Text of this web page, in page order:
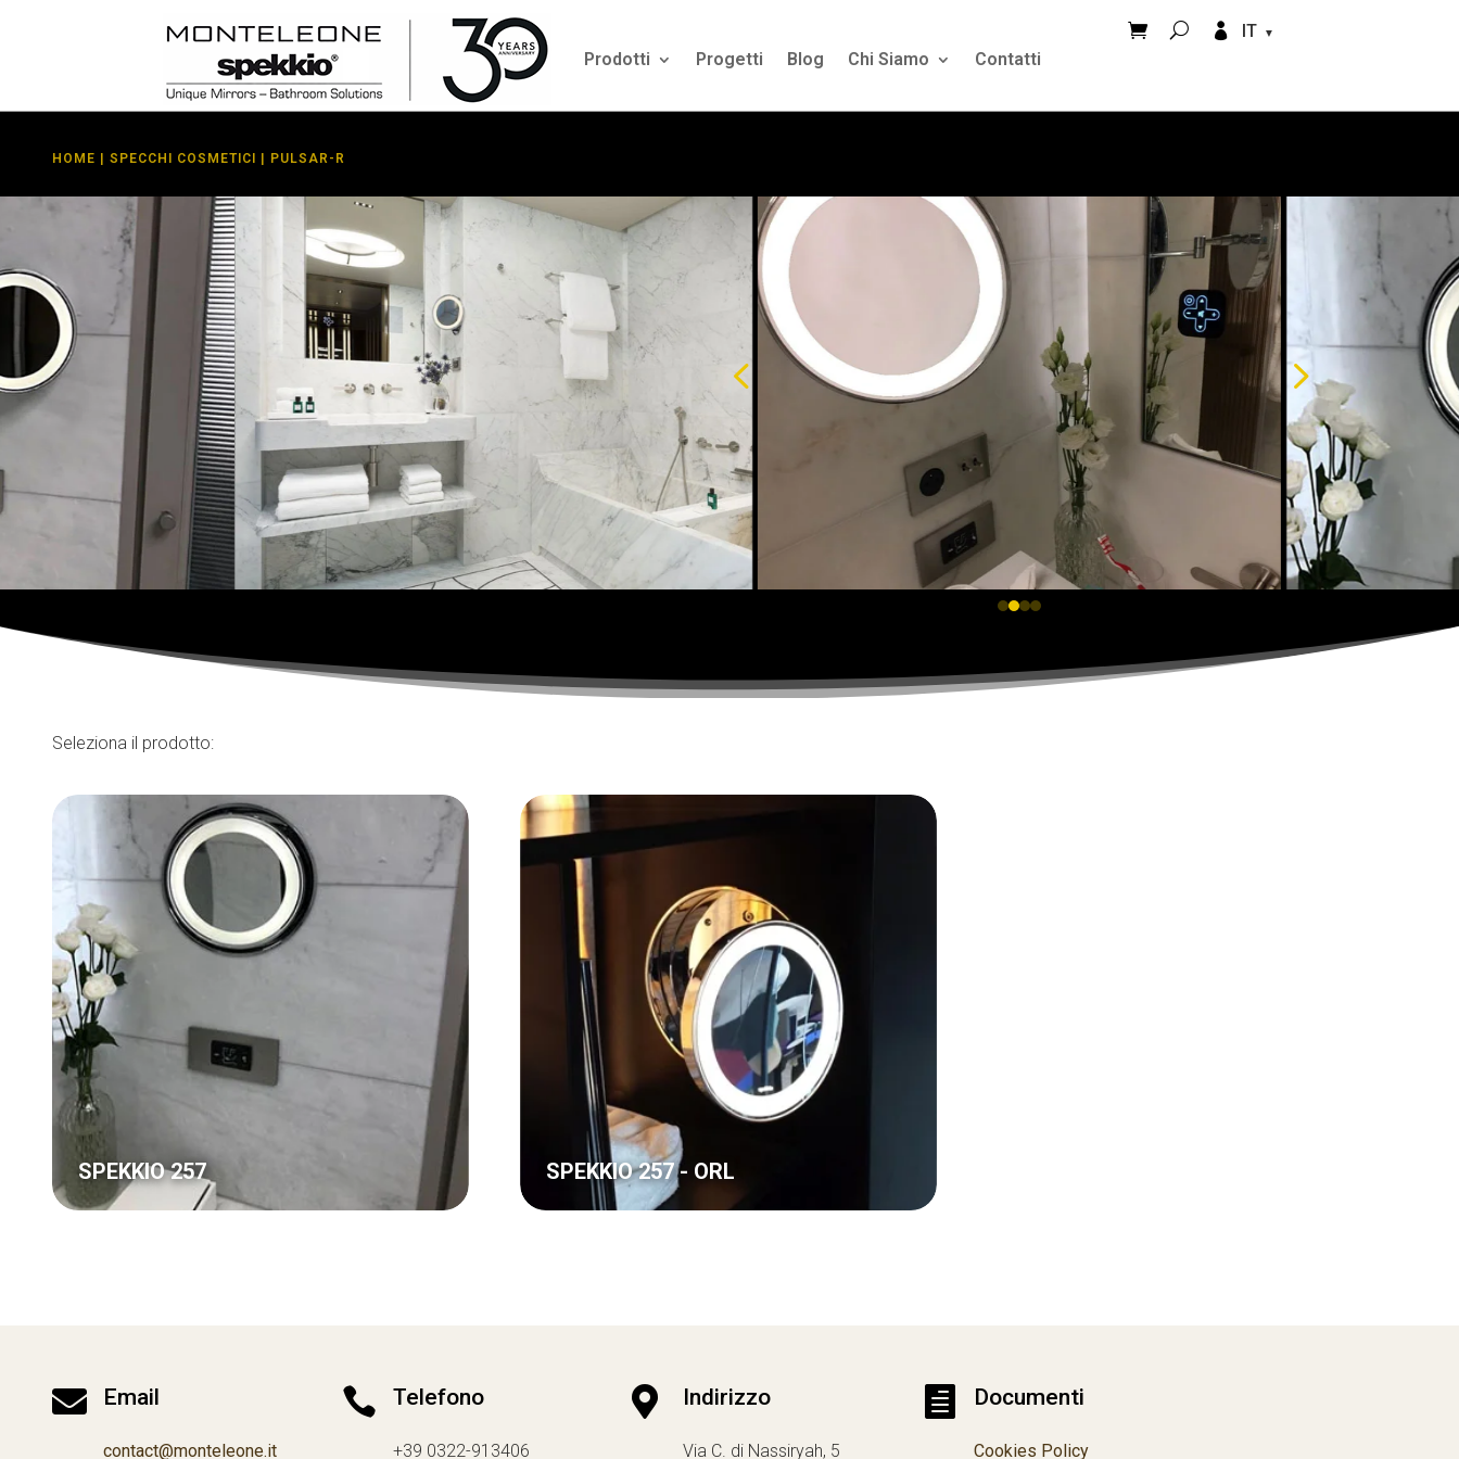
Prodotti Progetti Blog Chi Siamo Contatti
  IT
HOME SPECCHI COSMETICI | PULSAR-R
SPEKKIO BY Monteleone S.R.L.
PULSAR-R
Pulsar-R è uno specchio cosmetico illuminato con un diametro di 200 mm e
un ingrandimento di 3X, disponibile in diverse combinazioni. Questo specchio
ha una caratteristica unica: può essereincassato direttamente nellaparete
Questa soluzione innovativa consente di nascondere facilmente lo specchio
nella parete quando non viene utilizzato o di posizionarlo secondo necessità,
garantendo massima versatilità e un aspettoordinato pulito
4 5
Seleziona il prodotto:
SPEKKIO 257 SPEKKIO 257 - ORL
 Email
contact@monteleone.it
 Telefono
+39 0322-913406
 Indirizzo
Via C. di Nassiryah, 5
 Documenti
Cookies Policy